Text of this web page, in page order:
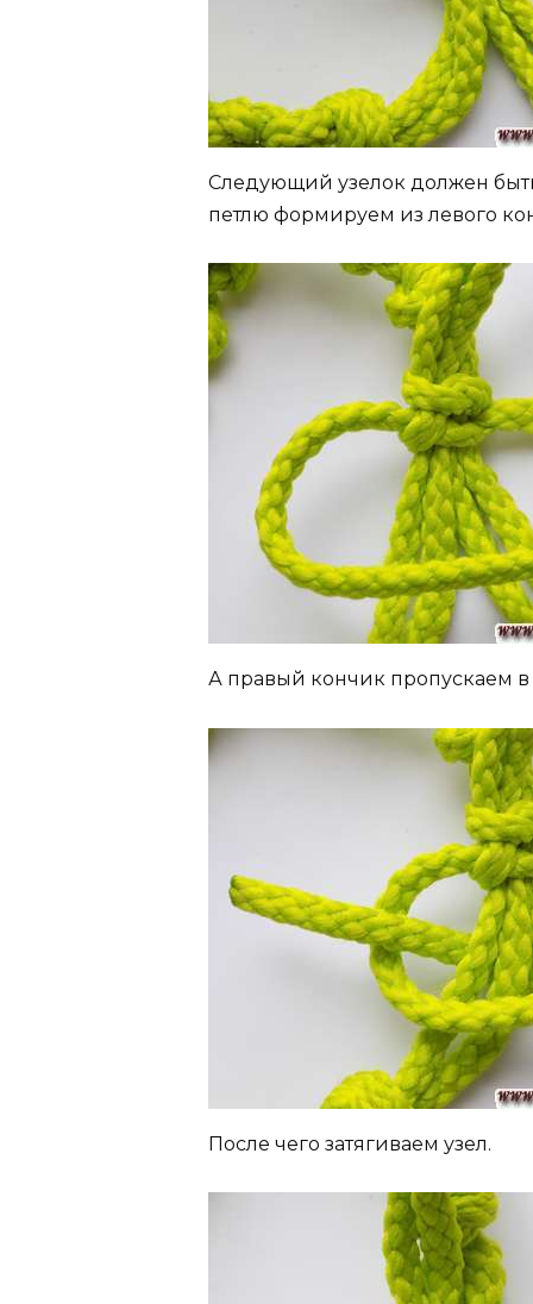
Следующий узелок должен
петлю формируем из левого
А правый кончик пропускаем в
После чего затягиваем узел.